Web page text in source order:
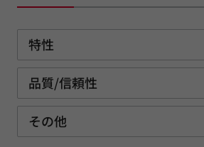
特性
品質/信頼性
その他